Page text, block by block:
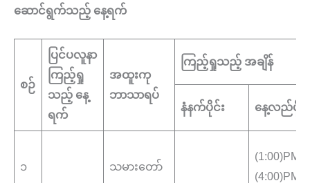
ဆောင်ရွက်သည့် နေ့ရက်
စဉ်
ပြင်ပလူနာ
ကြည့်ရှု
သည့် နေ့
ရက်
အထူးကု
ဘာသာရပ်
ကြည့်ရှုသည့် အချိန်
နံနက်ပိုင်း နေ့လည်ပိုင်
၁ သမားတော်
(1:00)PM-
(4:00)PM